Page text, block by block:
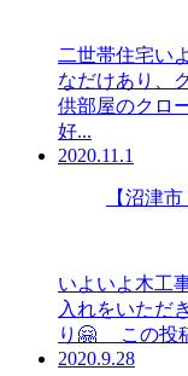
二世帯住宅い
なだけあり、
供部屋のクロ
好...
2020.11.1
【沼津
いよいよ木工
入れをいただ
り🤗 この投
2020.9.28